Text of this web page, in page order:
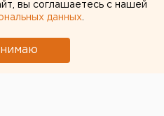
вы соглашаетесь с нашей
данных